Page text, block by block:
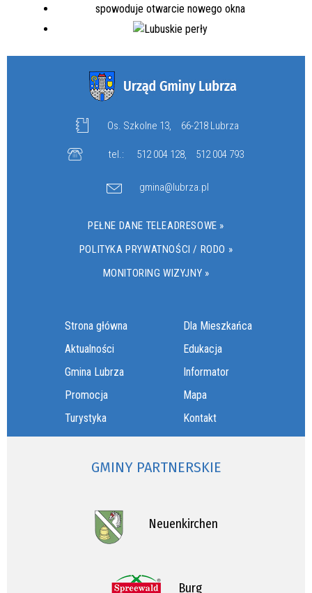
Os. Szkolne 13, 66-218 Lubrza
tel.: 512 004 128, 512 004 793
gmina@lubrza.pl
PEŁNE DANE TELEADRESOWE »
POLITYKA PRYWATNOŚCI / RODO »
MONITORING WIZYJNY »
Strona główna
Aktualności
Gmina Lubrza
Promocja
Turystyka
Dla Mieszkańca
Edukacja
Informator
Mapa
Kontakt
GMINY PARTNERSKIE
Neuenkirchen
Burg